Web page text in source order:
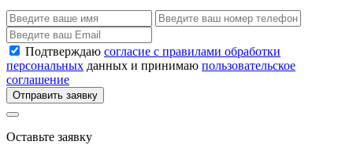
Подтверждаю согласие с правилами обработки
персональных данных и принимаю пользовательское
соглашение
Отправить заявку
Оставьте заявку